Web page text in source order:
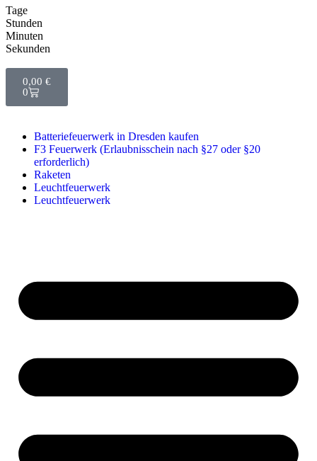
Tage
Stunden
Minuten
Sekunden
0,00 €
0
Batteriefeuerwerk in Dresden kaufen
F3 Feuerwerk (Erlaubnisschein nach §27 oder §20
erforderlich)
Raketen
Leuchtfeuerwerk
Leuchtfeuerwerk